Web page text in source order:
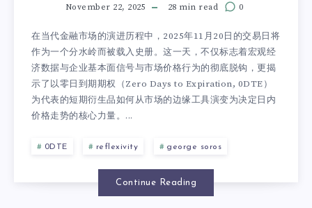
November 22, 2025 28 min read 0
在当代金融市场的演进历程中，2025年11月20日的交易日将
作为一个分水岭而被载入史册。这一天，不仅标志着宏观经
济数据与企业基本面信号与市场价格行为的彻底脱钩，更揭
示了以零日到期期权（Zero Days to Expiration, 0DTE）
为代表的短期衍生品如何从市场的边缘工具演变为决定日内
价格走势的核心力量。...
0DTE reflexivity george soros
Continue Reading